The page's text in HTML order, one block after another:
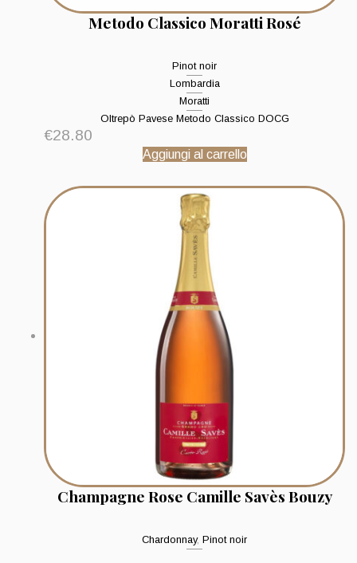
Metodo Classico Moratti Rosé
Pinot noir
Lombardia
Moratti
Oltrepò Pavese Metodo Classico DOCG
€28.80
Aggiungi al carrello
Champagne Rose Camille Savès Bouzy
Chardonnay, Pinot noir